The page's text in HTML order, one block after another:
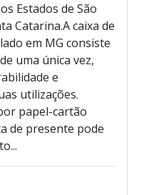
Estados de São
Catarina.A caixa de
em MG consiste
uma única vez,
e
utilizações.
papel-cartão
de presente pode